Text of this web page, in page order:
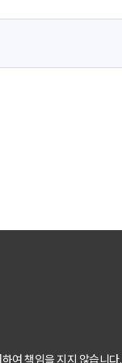
여 책임을 지지 않습니다.